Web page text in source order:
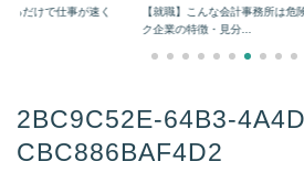
るだけで仕事が速く
【就職】こんな会計事務所は危
ク企業の特徴・見分...
2BC9C52E-64B3-
CBC886BAF4D2